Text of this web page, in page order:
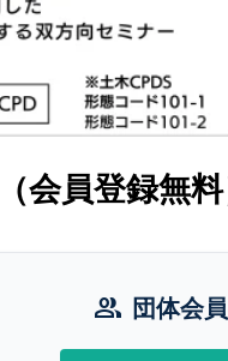
会員登録無料
group 団体会